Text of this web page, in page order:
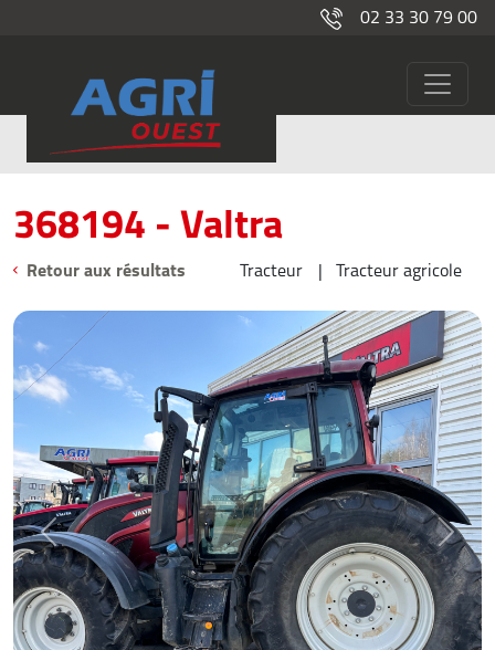
02 33 30 79 00
Occasions368194
368194 - Valtra
Retour aux résultats Tracteur Tracteur agricole
Previous Next